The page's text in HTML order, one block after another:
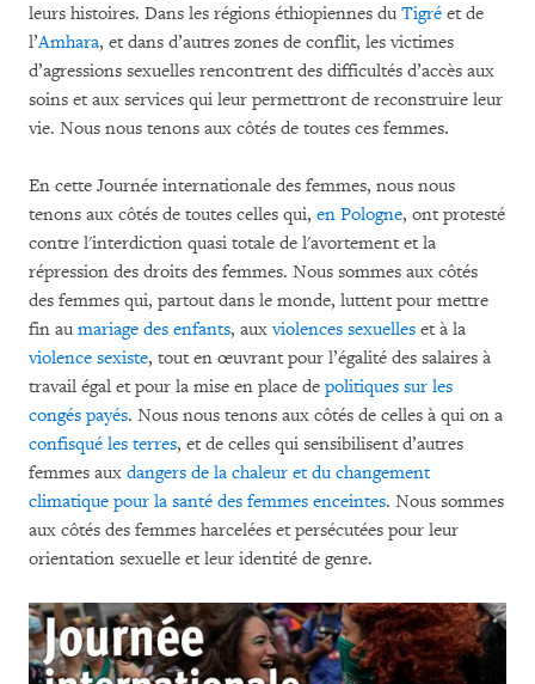
leurs histoires. Dans les régions éthiopiennes du Tigré et de
l’Amhara, et dans d’autres zones de conflit, les victimes
d’agressions sexuelles rencontrent des difficultés d’accès aux
soins et aux services qui leur permettront de reconstruire leur
vie. Nous nous tenons aux côtés de toutes ces femmes.
En cette Journée internationale des femmes, nous nous
tenons aux côtés de toutes celles qui, en Pologne, ont protesté
contre l'interdiction quasi totale de l'avortement et la
répression des droits des femmes. Nous sommes aux côtés
des femmes qui, partout dans le monde, luttent pour mettre
fin au mariage des enfants, auxviolences sexuelles et à la
violence sexiste, tout en œuvrant pour l’égalité des salaires à
travail égal et pour la mise en place de politiques sur les
congés payés. Nous nous tenons aux côtés de celles à qui on a
confisqué les terres, et de celles qui sensibilisent d’autres
femmes aux dangers de la chaleur et du changement
climatique pour la santé des femmes enceintes. Nous sommes
aux côtés des femmes harcelées et persécutées pour leur
orientation sexuelle et leur identité de genre.